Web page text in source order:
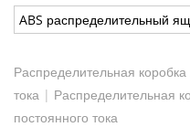
ABS распределительный
Распределительная
тока | Распределительная
постоянного тока